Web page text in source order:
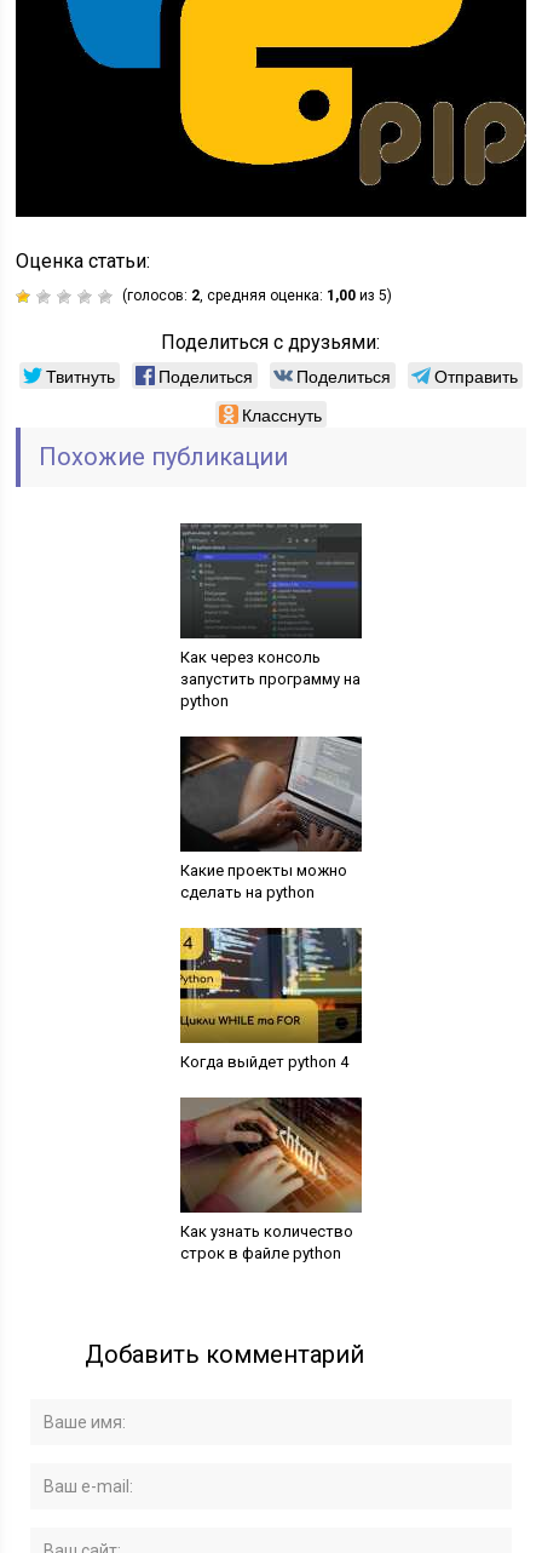
Оценка статьи:
(голосов: 2 , средняя оценка: 1,00 из 5)
Поделиться с друзьями:
Твитнуть Поделиться Поделиться
Отправить
Класснуть
Похожие публикации
Как через консоль
запустить программу на
python
Какие проекты можно
сделать на python
Когда выйдет python 4
Как узнать количество
строк в файле python
Добавить комментарий